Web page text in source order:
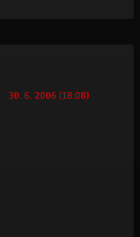
30. 6. 2006 (18:08)